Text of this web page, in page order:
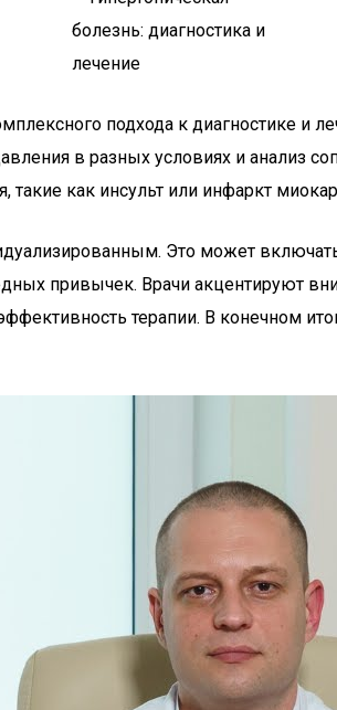
подхода к диагностике
в разных условиях и анализ
такие как инсульт или инфаркт
Это может
привычек. Врачи акцентируют
терапии. В конечном